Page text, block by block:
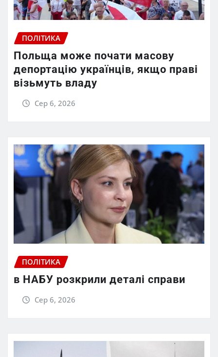
ПОЛІТИКА
Польща може почати масову
депортацію українців, якщо праві
візьмуть владу
Сер 6, 2026
ПОЛІТИКА
в НАБУ розкрили деталі справи
Сер 6, 2026